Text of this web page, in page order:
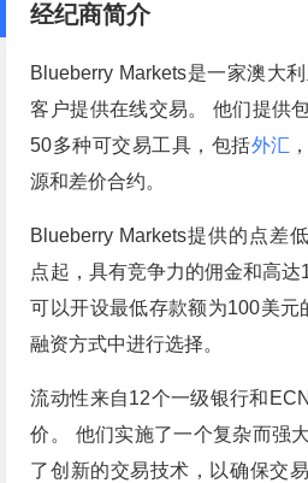
经纪商简介
Blueberry Markets是一家澳大
客户提供在线交易。 他们提供
50多种可交易工具，包括外汇
源和差价合约。
Blueberry Markets提供的点差
点起，具有竞争力的佣金和高
可以开设最低存款额为100美
融资方式中进行选择。
流动性来自12个一级银行和
价。 他们实施了一个复杂而强
了创新的交易技术，以确保交